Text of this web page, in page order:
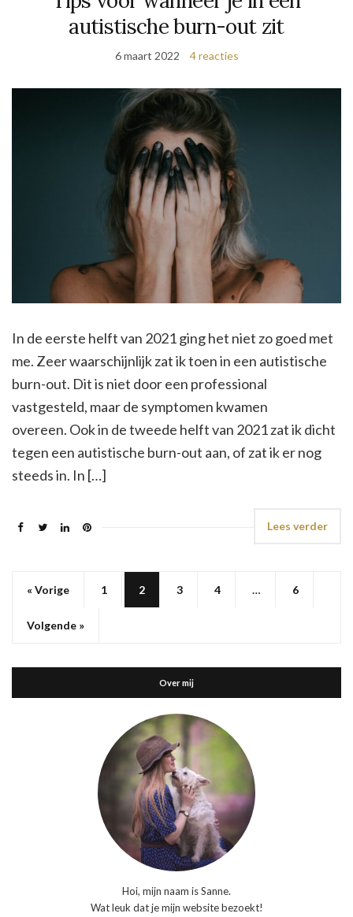
autistische burn-out zit
6 maart 2022 4 reacties
In de eerste helft van 2021 ging het niet zo goed met
me. Zeer waarschijnlijk zat ik toen in een autistische
burn-out. Dit is niet door een professional
vastgesteld, maar de symptomen kwamen
overeen. Ook in de tweede helft van 2021 zat ik dicht
tegen een autistische burn-out aan, of zat ik er nog
steeds in. In […]
Lees verder
« Vorige 1 2 3 4 … 6
Volgende »
Over mij
Hoi, mijn naam is Sanne.
Wat leuk dat je mijn website bezoekt!